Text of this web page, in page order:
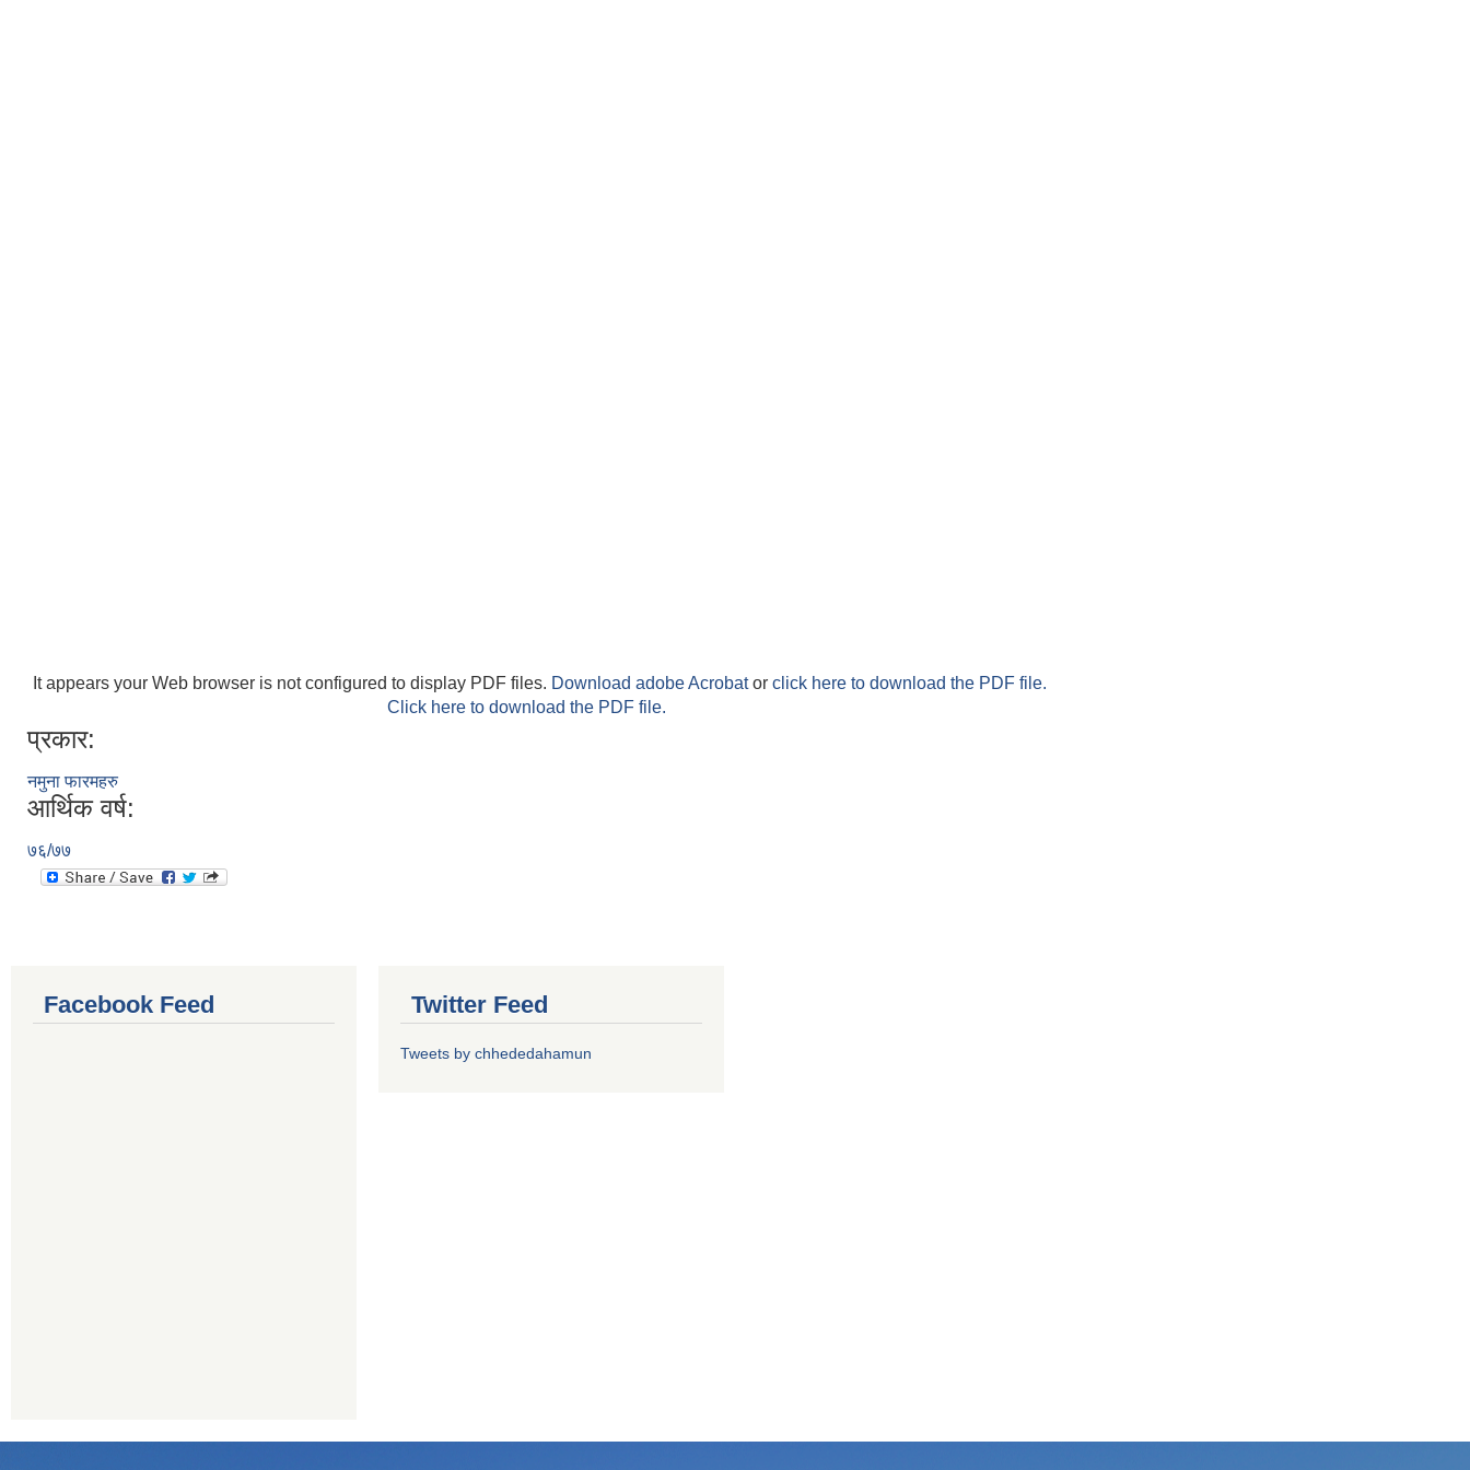
It appears your Web browser is not configured to display PDF files. Download adobe Acrobator click here to download the PDF file.
Click here to download the PDF file.
प्रकार:
नमुना फारमहरु
आर्थिक वर्ष:
७६/७७
Facebook Feed Twitter Feed
Tweets by chhededahamun